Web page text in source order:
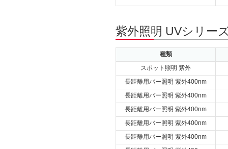
紫外照明 UVシリー
種類
スポット照明 紫外
長距離用バー照明 紫外400nm
長距離用バー照明 紫外400nm
長距離用バー照明 紫外400nm
長距離用バー照明 紫外400nm
長距離用バー照明 紫外400nm